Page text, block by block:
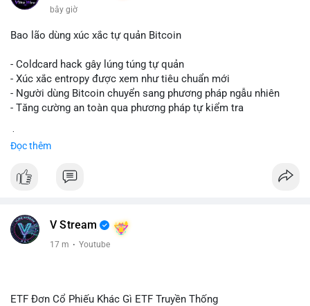
bây giờ
Bao lão dùng xúc xắc tự quản Bitcoin
- Coldcard hack gây lúng túng tự quản
- Xúc xắc entropy được xem như tiêu chuẩn mới
- Người dùng Bitcoin chuyển sang phương pháp ngẫu nhiên
- Tăng cường an toàn qua phương pháp tự kiểm tra
Đọc thêm
V Stream
17 m · Youtube
ETF Đơn Cổ Phiếu Khác Gì ETF Truyền Thống